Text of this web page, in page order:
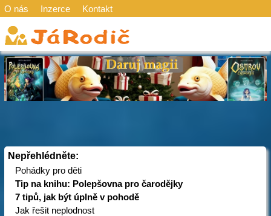
O nás Inzerce Kontakt
Nepřehlédněte:
Pohádky pro děti
Tip na knihu: Polepšovna pro čarodějky
7 tipů, jak být úplně v pohodě
Jak řešit neplodnost